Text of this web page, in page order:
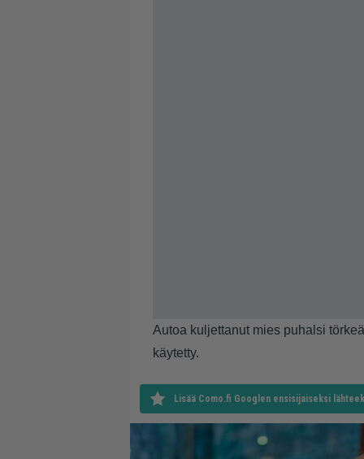
Autoa kuljettanut mies puhalsi
käytetty.
Lisää Como.fi Googlen ensisijaiseksi